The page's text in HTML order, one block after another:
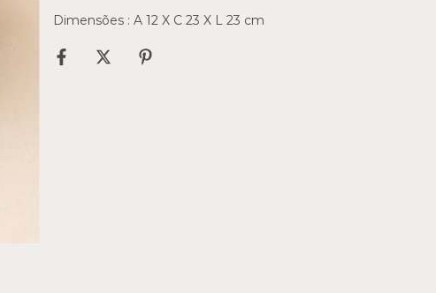
Dimensões : A 12 X C 23 X L 23 cm